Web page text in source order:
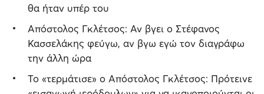
θα ήταν υπέρ του
Απόστολος Γκλέτσος: Αν βγει ο Στέφανος
Κασσελάκης φεύγω, αν βγω εγώ τον διαγράφω
την άλλη ώρα
Το «τερμάτισε» ο Απόστολος Γκλέτσος: Πρότεινε